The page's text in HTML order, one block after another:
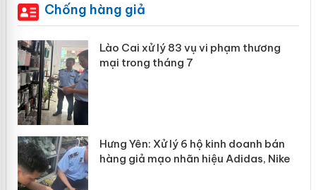
Chống hàng giả
Lào Cai xử lý 83 vụ vi phạm thương
mại trong tháng 7
Hưng Yên: Xử lý 6 hộ kinh doanh bán
hàng giả mạo nhãn hiệu Adidas, Nike